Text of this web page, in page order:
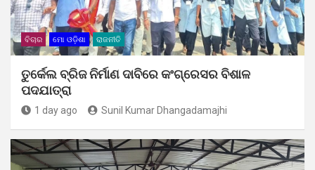
ବିଚାର ମୋ ଓଡ଼ିଶା ରାଜନୀତି
ତୁର୍କେଲ ବ୍ରିଜ ନିର୍ମାଣ ଦାବିରେ କଂଗ୍ରେସର ବିଶାଳ
ପଦଯାତ୍ରା
1 day ago Sunil Kumar Dhangadamajhi